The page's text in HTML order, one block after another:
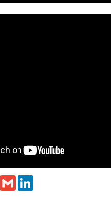
EmailGmail